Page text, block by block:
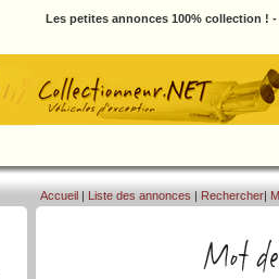
Les petites annonces 100% collection !
Accueil | Liste des annonces | Rechercher|